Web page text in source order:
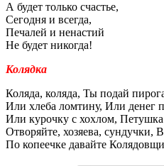
А будет только счастье,
Сегодня и всегда,
Печалей и ненастий
Не будет никогда!
Колядка
Коляда, коляда, Ты подай
Или хлеба ломтину, Или денег
Или курочку с хохлом,
Отворяйте, хозяева, сундучки,
По копеечке давайте